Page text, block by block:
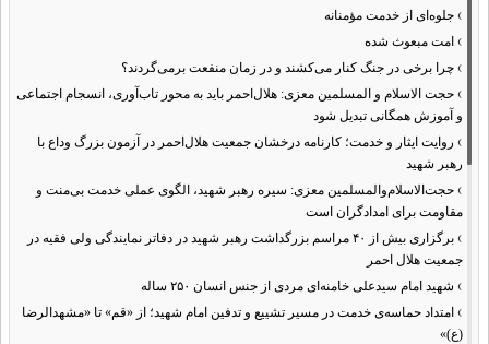
› جلوه‌ای از خدمت مؤمنانه
› امت مبعوث شده
› چرا برخی در جنگ کنار می‌کشند و در زمان منفعت برمی‌گردند؟
› حجت الاسلام و المسلمین معزی: هلال‌احمر باید به محور تاب‌آوری، انسجام اجتماعی
و آموزش همگانی تبدیل شود
› روایت ایثار و خدمت؛ کارنامه درخشان جمعیت هلال‌احمر در آزمون بزرگ وداع با
رهبر شهید
› حجت‌الاسلام‌والمسلمین معزی: سیره رهبر شهید، الگوی عملی خدمت بی‌منت و
مقاومت برای امدادگران است
›
برگزاری بیش از ۴۰ مراسم بزرگداشت رهبر شهید در دفاتر نمایندگی ولی فقیه در
جمعیت هلال احمر
› شهید امام سیدعلی خامنه‌ای مردی از جنس انسان ۲۵۰ ساله
› امتداد حماسه‌ی خدمت در مسیر تشییع و تدفین امام شهید؛ از «قم» تا «مشهدالرضا
(ع)»